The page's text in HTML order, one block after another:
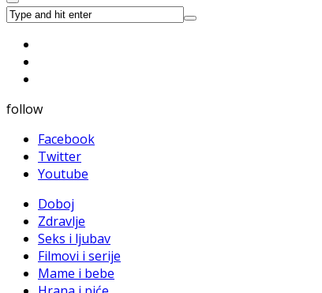
follow
Facebook
Twitter
Youtube
Doboj
Zdravlje
Seks i ljubav
Filmovi i serije
Mame i bebe